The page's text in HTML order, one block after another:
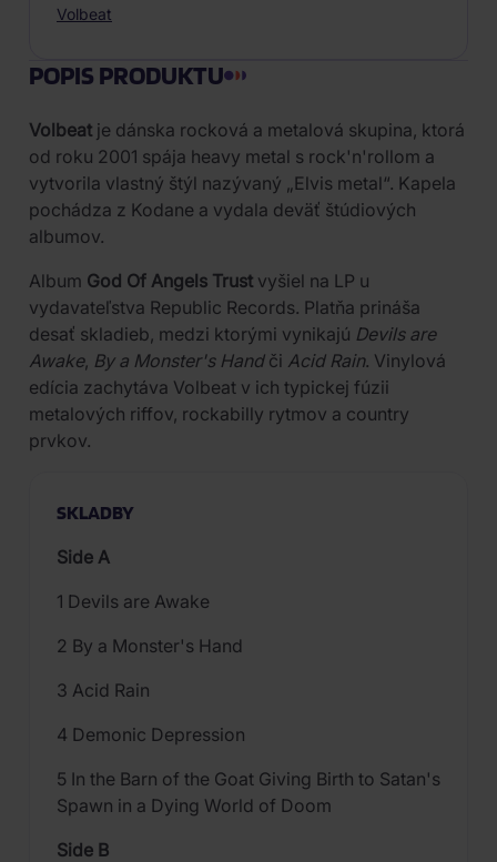
Volbeat
POPIS PRODUKTU
Volbeat je dánska rocková a metalová skupina, ktorá
od roku 2001 spája heavy metal s rock'n'rollom a
vytvorila vlastný štýl nazývaný „Elvis metal“. Kapela
pochádza z Kodane a vydala deväť štúdiových
albumov.
Album God Of Angels Trust vyšiel na LP u
vydavateľstva Republic Records. Platňa prináša
desať skladieb, medzi ktorými vynikajú Devils are
Awake, By a Monster's Handči Acid Rain. Vinylová
edícia zachytáva Volbeat v ich typickej fúzii
metalových riffov, rockabilly rytmov a country
prvkov.
SKLADBY
Side A
1 Devils are Awake
2 By a Monster's Hand
3 Acid Rain
4 Demonic Depression
5 In the Barn of the Goat Giving Birth to Satan's
Spawn in a Dying World of Doom
Side B